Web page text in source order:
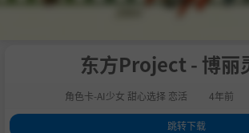
东方Project - 博丽
角色卡-AI少女 甜心选择 恋活 4年前
跳转下载